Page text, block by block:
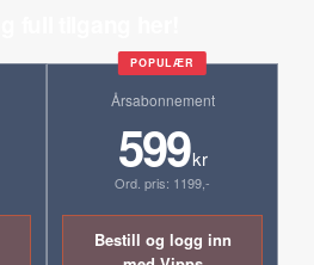
POPULÆR
Årsabonnement
599kr
Ord. pris: 1199,-
Bestill og logg inn